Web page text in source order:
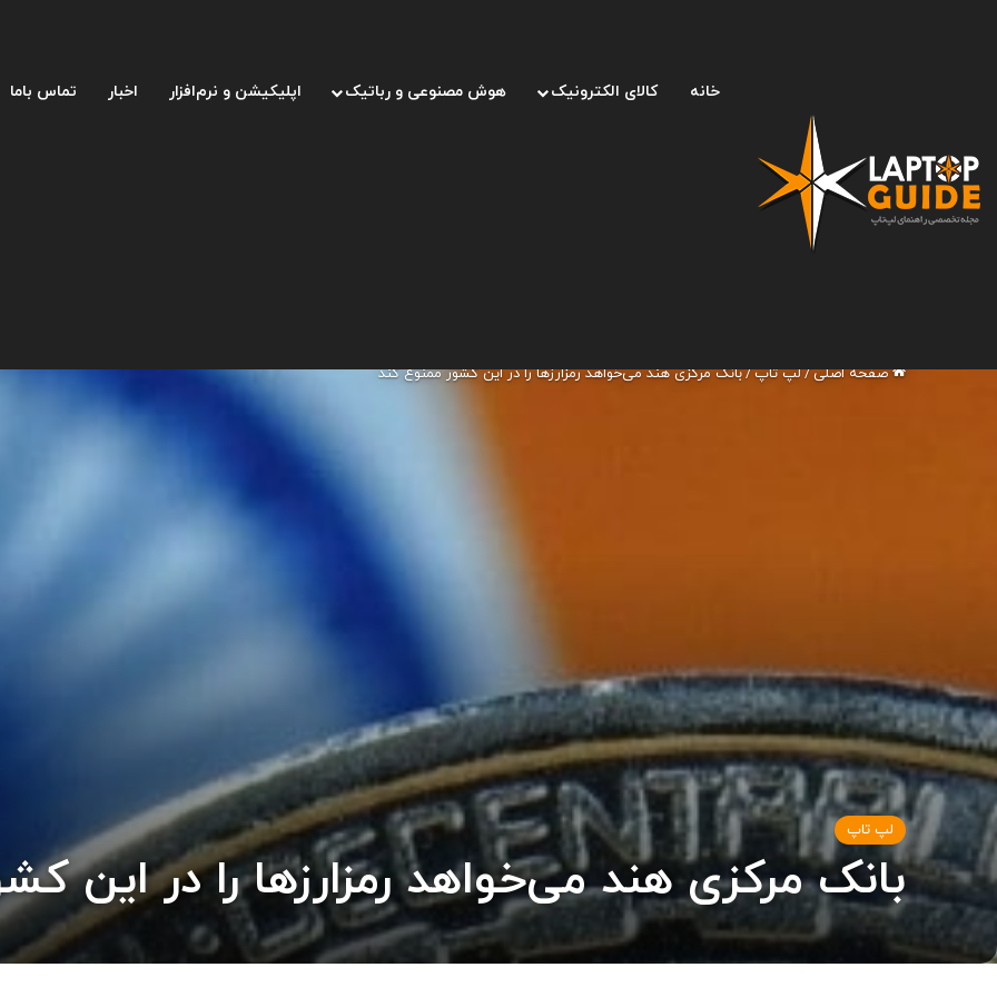
خانه کالای الکترونیک هوش مصنوعی و رباتیک اپلیکیشن و نرم‌افزار اخبار تماس باما
صفحه اصلی/لپ تاپ/بانک مرکزی هند می‌خواهد رمزارزها را در این کشور ممنوع کند
لپ تاپ
بانک مرکزی هند می‌خواهد رمزارزها را در این